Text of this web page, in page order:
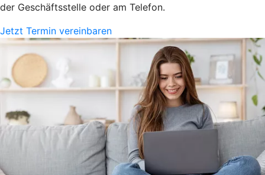
der Geschäftsstelle oder am Telefon.
Jetzt Termin vereinbaren